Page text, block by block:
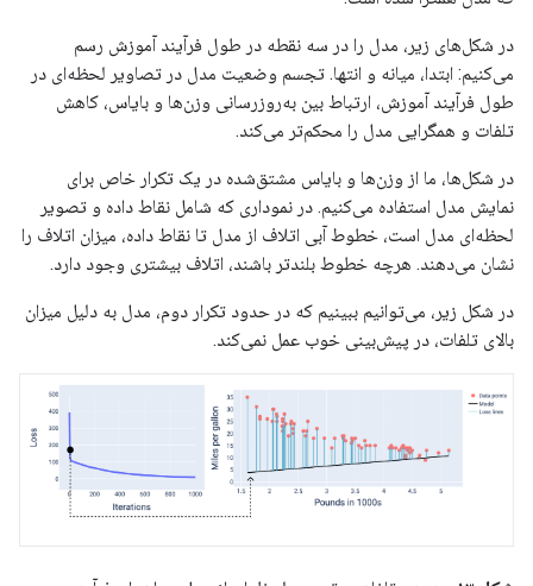
در شکل‌های زیر، مدل را در سه نقطه در طول فرآیند آموزش رسم
می‌کنیم: ابتدا، میانه و انتها. تجسم وضعیت مدل در تصاویر لحظه‌ای در
طول فرآیند آموزش، ارتباط بین به‌روزرسانی وزن‌ها و بایاس، کاهش
تلفات و همگرایی مدل را محکم‌تر می‌کند.
در شکل‌ها، ما از وزن‌ها و بایاس مشتق‌شده در یک تکرار خاص برای
نمایش مدل استفاده می‌کنیم. در نموداری که شامل نقاط داده و تصویر
لحظه‌ای مدل است، خطوط آبی اتلاف از مدل تا نقاط داده، میزان اتلاف را
نشان می‌دهند. هرچه خطوط بلندتر باشند، اتلاف بیشتری وجود دارد.
در شکل زیر، می‌توانیم ببینیم که در حدود تکرار دوم، مدل به دلیل میزان
بالای تلفات، در پیش‌بینی خوب عمل نمی‌کند.